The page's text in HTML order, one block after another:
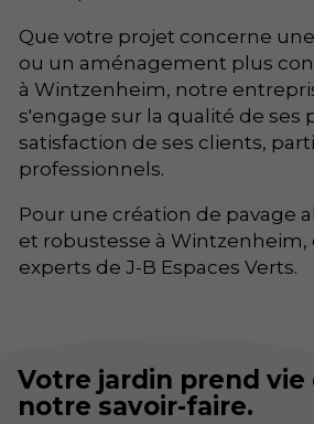
Que votre projet concerne
ou un aménagement plus
à Wintzenheim, notre
s'engage sur la qualité de ses
satisfaction de ses clients,
professionnels.
Pour une création de pavage
et robustesse à Wintzenheim,
experts de J-B Espaces Verts.
Votre jardin prend vie
notre savoir-faire.